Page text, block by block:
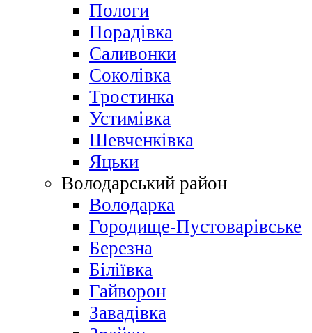
Пологи
Порадівка
Саливонки
Соколівка
Тростинка
Устимівка
Шевченківка
Яцьки
Володарський район
Володарка
Городище-Пустоварівське
Березна
Біліївка
Гайворон
Завадівка